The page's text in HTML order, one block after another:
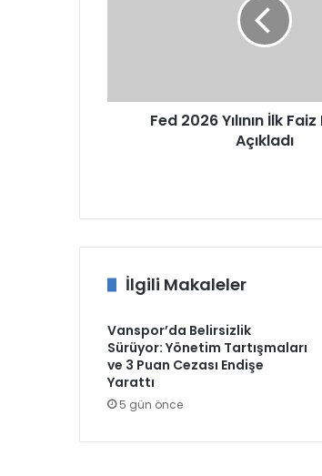
Fed 2026 Yılının İlk Faiz
Açıkladı
İlgili Makaleler
Vanspor’da Belirsizlik
Sürüyor: Yönetim Tartışmaları
ve 3 Puan Cezası Endişe
Yarattı
5 gün önce